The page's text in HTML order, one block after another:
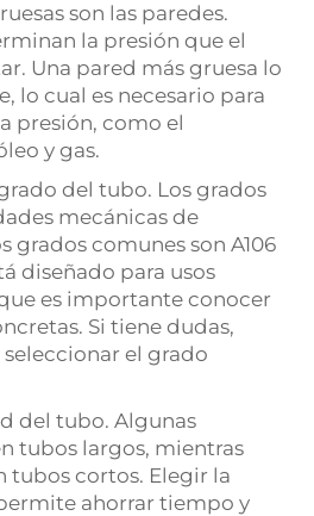
son las paredes.
la presión que el
Una pared más gruesa lo
lo cual es necesario para
presión, como el
y gas.
del tubo. Los grados
mecánicas de
grados comunes son A106
diseñado para usos
es importante conocer
Si tiene dudas,
seleccionar el grado
del tubo. Algunas
tubos largos, mientras
tubos cortos. Elegir la
ahorrar tiempo y